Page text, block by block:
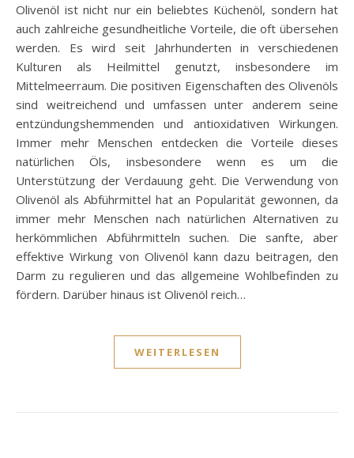
Olivenöl ist nicht nur ein beliebtes Küchenöl, sondern hat
auch zahlreiche gesundheitliche Vorteile, die oft übersehen
werden. Es wird seit Jahrhunderten in verschiedenen
Kulturen als Heilmittel genutzt, insbesondere im
Mittelmeerraum. Die positiven Eigenschaften des Olivenöls
sind weitreichend und umfassen unter anderem seine
entzündungshemmenden und antioxidativen Wirkungen.
Immer mehr Menschen entdecken die Vorteile dieses
natürlichen Öls, insbesondere wenn es um die
Unterstützung der Verdauung geht. Die Verwendung von
Olivenöl als Abführmittel hat an Popularität gewonnen, da
immer mehr Menschen nach natürlichen Alternativen zu
herkömmlichen Abführmitteln suchen. Die sanfte, aber
effektive Wirkung von Olivenöl kann dazu beitragen, den
Darm zu regulieren und das allgemeine Wohlbefinden zu
fördern. Darüber hinaus ist Olivenöl reich…
WEITERLESEN